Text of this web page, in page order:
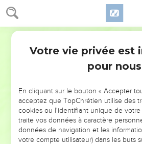
10
37 ὁ δὲ εἶπεν· Ὁ ποιήσας τὸ ἔλεος
αὐτῷ ὁ Ἰησοῦς· Πορεύου καὶ σὺ
Jésus chez Marthe et Marie
Ἐν δὲ τῷ πορεύεσθαι αὐτοὺς
αὐτὸν.
καὶ τῇδε ἦν ἀδελφὴ
παρακαθεσθεῖσα πρὸς τοὺς
τὸν λόγον αὐτοῦ.
Votre vie privée est
pour nous
En cliquant sur le bouton « Accepter
acceptez que TopChrétien utilise des
cookies ou l'identifiant unique de votre
traite vos données à caractère
données de navigation et les
votre compte utilisateur) dans les buts